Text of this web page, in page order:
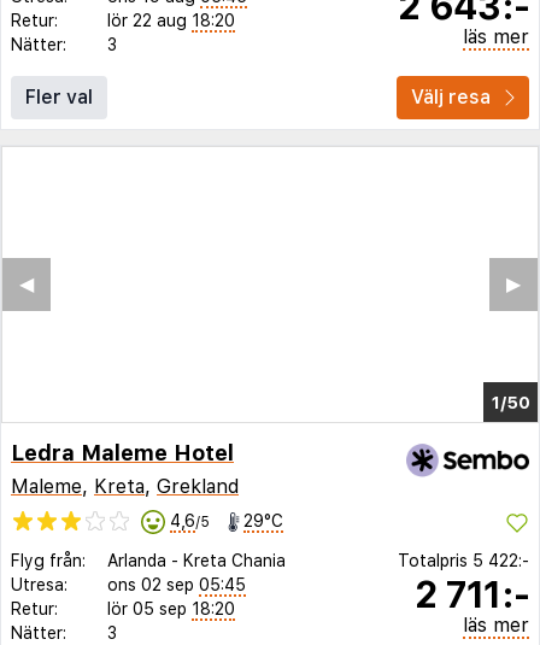
Retur:
lör 22 aug 18:20
Nätter:
3 läs mer
Fler val Välj resa
1/43
▶︎
◀︎
Ledra Maleme Hotel
Maleme, Kreta, Grekland
4,6/5 29°C
Flyg från: Arlanda - Kreta Chania
Utresa:
ons 02 sep 05:45
Retur:
lör 05 sep 18:20
Nätter:
3
Totalpris 5 422:-
2 711:-
läs mer